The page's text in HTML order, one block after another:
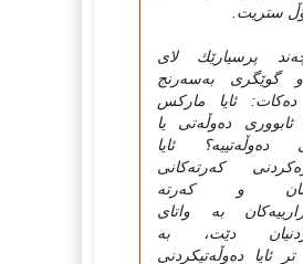
ستریت.
پرسیارێك لای
گوێگری به‌سه‌رنج
ئایا مارکس
ئابووری ده‌وڵه‌تی یا
ده‌وڵه‌تییه‌؟ ئایا
که‌رته‌کانی
و که‌رته‌
به‌ واتای
دێت، به‌
تر ئایا ده‌وڵه‌تیکردنی